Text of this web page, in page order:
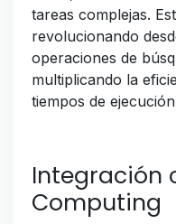
tareas complejas.
revolucionando
operaciones de
multiplicando la
tiempos de
Integración
Computing